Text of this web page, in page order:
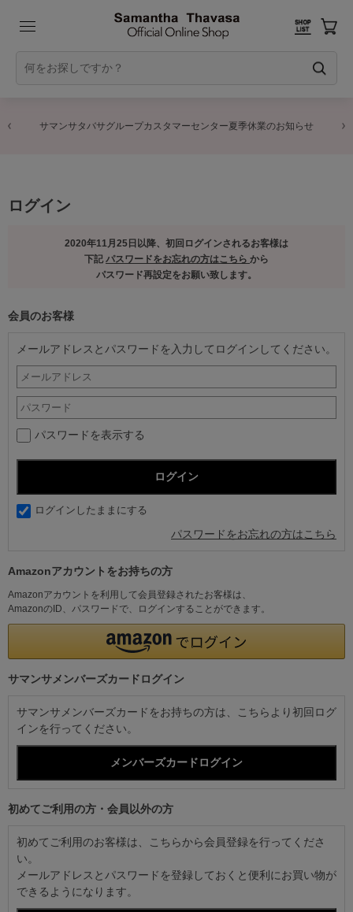
サマンサタバサグループカスタマーセンター夏季休業のお知らせ
ログイン
2020年11月25日以降、初回ログインされるお客様は
下記パスワードをお忘れの方はこちら から
パスワード再設定をお願い致します。
会員のお客様
メールアドレスとパスワードを入力してログインしてください。
パスワードを表示する
ログインしたままにする
パスワードをお忘れの方はこちら
Amazonアカウントをお持ちの方
Amazonアカウントを利用して会員登録されたお客様は、
AmazonのID、パスワードで、ログインすることができます。
サマンサメンバーズカードログイン
サマンサメンバーズカードをお持ちの方は、こちらより初回ログ
インを行ってください。
初めてご利用の方・会員以外の方
初めてご利用のお客様は、こちらから会員登録を行ってくださ
い。
メールアドレスとパスワードを登録しておくと便利にお買い物が
できるようになります。